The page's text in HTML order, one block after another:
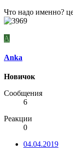
Что надо именно?
A
Anka
Новичок
Сообщения
6
Реакции
0
04.04.2019